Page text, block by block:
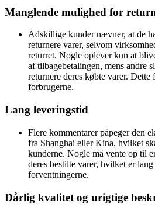
Manglende mulighed for
Adskillige kunder nævner, at de
returnere varer, selvom
returret. Nogle oplever kun at
af tilbagebetalingen, mens andre
returnere deres købte varer.
forbrugerne.
Lang leveringstid
Flere kommentarer påpeger den
fra Shanghai eller Kina, hvilket
kunderne. Nogle må vente op til
deres bestilte varer, hvilket er
forventningerne.
Dårlig kvalitet og urigtige